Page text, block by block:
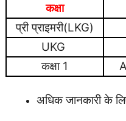
कक्षा
प्री प्राइमरी(LKG)
UKG
कक्षा 1
अधिक जानकारी के